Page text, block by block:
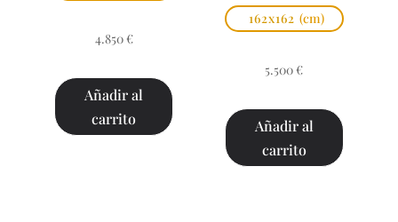
4.850 €
Añadir al
carrito
162x162 (cm)
5.500 €
Añadir al
carrito